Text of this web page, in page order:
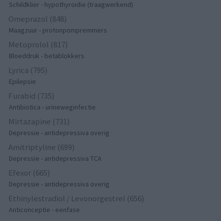
Schildklier - hypothyroidie (traagwerkend)
Omeprazol (848)
Maagzuur - protonpompremmers
Metoprolol (817)
Bloeddruk - betablokkers
Lyrica (795)
Epilepsie
Furabid (735)
Antibiotica - urineweginfectie
Mirtazapine (731)
Depressie - antidepressiva overig
Amitriptyline (699)
Depressie - antidepressiva TCA
Efexor (665)
Depressie - antidepressiva overig
Ethinylestradiol / Levonorgestrel (656)
Anticonceptie - eenfase